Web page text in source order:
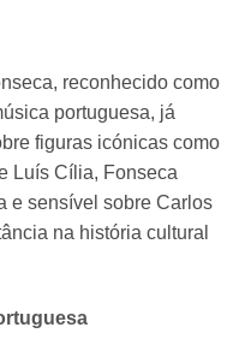
reconhecido como
portuguesa, já
figuras icónicas como
Luís Cília, Fonseca
e sensível sobre Carlos
na história cultural